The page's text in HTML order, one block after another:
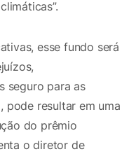
esse fundo será
seguro para as
pode resultar em uma
do prêmio
o diretor de